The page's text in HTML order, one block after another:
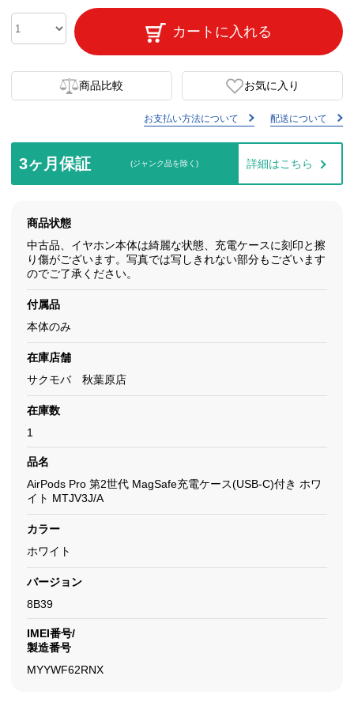
カートに入れる
商品比較 お気に入り
お支払い方法について 配送について
3ヶ月保証 (ジャンク品を除く) 詳細はこちら
商品状態
中古品、イヤホン本体は綺麗な状態、充電ケースに刻印と擦
り傷がございます。写真では写しきれない部分もございます
のでご了承ください。
付属品
本体のみ
在庫店舗
サクモバ 秋葉原店
在庫数
1
品名
AirPods Pro 第2世代 MagSafe充電ケース(USB-C)付き ホワ
イト MTJV3J/A
カラー
ホワイト
バージョン
8B39
IMEI番号/
製造番号
MYYWF62RNX